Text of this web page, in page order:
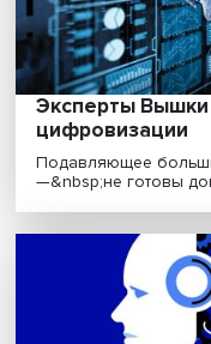
Эксперты
Подавляющее
—&nbsp;не